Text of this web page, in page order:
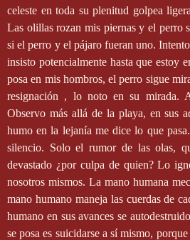
celeste en toda su plenitud golpea
Las olillas rozan mis piernas y el perro
si el perro y el pájaro fueran uno.
insisto potencialmente hasta que estoy
posa en mis hombros, el perro sigue
resignación , lo noto en su mirada.
Observo más allá de la playa, en sus
humo en la lejanía me dice lo que pasa.
silencio. Solo el rumor de las olas,
devastado ¿por culpa de quien? Lo
nosotros mismos. La mano humana
mano humano maneja las cuerdas de
humano en sus avances se
se posa es suicidarse a sí mismo,